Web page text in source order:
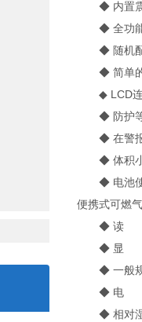
◆ 内置震
◆ 全功能
◆ 随机配
◆ 简单的
◆ LCD连
◆ 防护等
◆ 在警报
◆ 体积小
◆ 电池使
便携式可燃
◆ 读 数：
◆ 显 示：
◆ 一般规
◆ 电 池
◆ 相对湿